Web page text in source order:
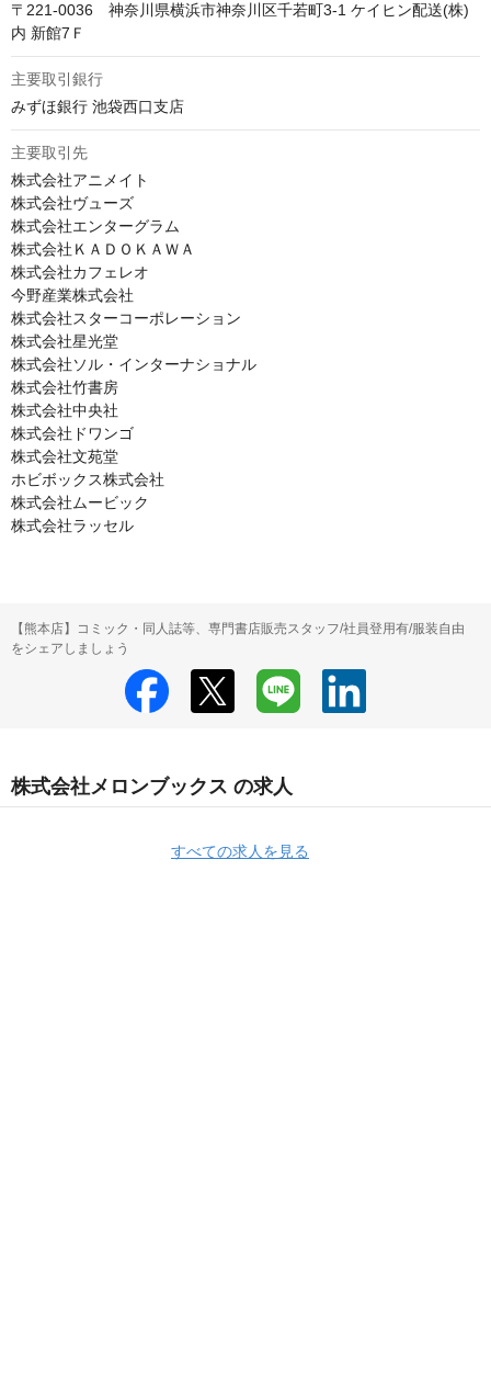
〒221-0036　神奈川県横浜市神奈川区千若町3-1 ケイヒン配送(株)
内 新館7Ｆ
主要取引銀行
みずほ銀行 池袋西口支店
主要取引先
株式会社アニメイト
株式会社ヴューズ
株式会社エンターグラム
株式会社ＫＡＤＯＫＡＷＡ
株式会社カフェレオ
今野産業株式会社
株式会社スターコーポレーション
株式会社星光堂
株式会社ソル・インターナショナル
株式会社竹書房
株式会社中央社
株式会社ドワンゴ
株式会社文苑堂
ホビボックス株式会社
株式会社ムービック
株式会社ラッセル
【熊本店】コミック・同人誌等、専門書店販売スタッフ/社員登用有/服装自由
をシェアしましょう
株式会社メロンブックス の求人
すべての求人を見る